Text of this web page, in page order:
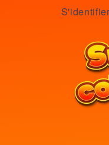
S'identifier